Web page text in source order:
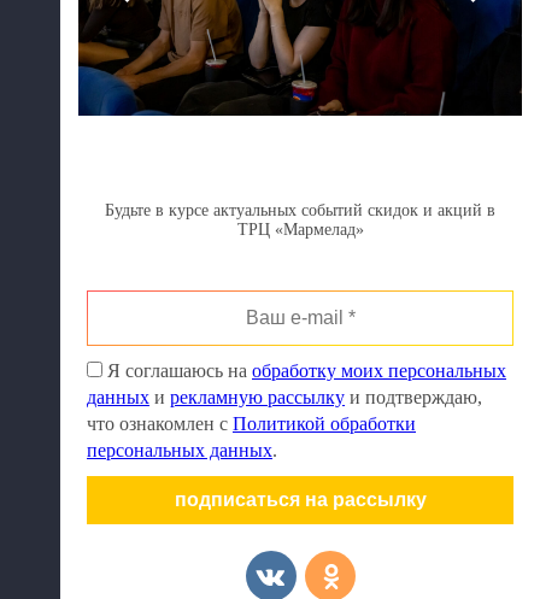
Будьте в курсе актуальных событий скидок и акций в
ТРЦ «Мармелад»
*
Я соглашаюсь на обработку моих персональных
данных и рекламную рассылку
что ознакомлен с Политикой обработки
персональных данных.